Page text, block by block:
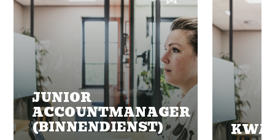
JUNIOR
ACCOUNTMANAGER
(BINNENDIENST)